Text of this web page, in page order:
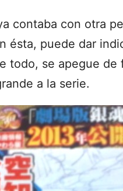
contaba con otra
ésta, puede dar
todo, se apegue
a la serie.